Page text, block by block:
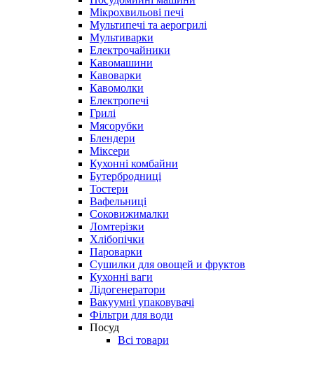
Мікрохвильові печі
Мультипечі та аерогрилі
Мультиварки
Електрочайники
Кавомашини
Кавоварки
Кавомолки
Електропечі
Грилі
Мясорубки
Блендери
Міксери
Кухонні комбайни
Бутербродниці
Тостери
Вафельниці
Соковижималки
Ломтерізки
Хлібопічки
Пароварки
Сушилки для овощей и фруктов
Кухонні ваги
Лідогенератори
Вакуумні упаковувачі
Фільтри для води
Посуд
Всі товари